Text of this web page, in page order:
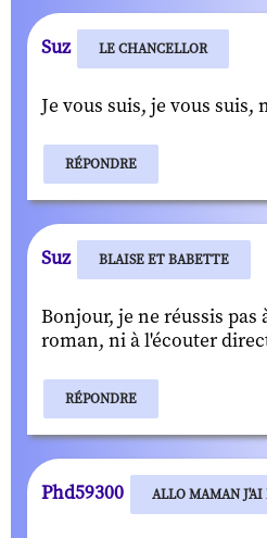
Suz LE CHANCELLOR
Je vous suis, je vous suis,
RÉPONDRE
Suz BLAISE ET BABETTE
Bonjour, je ne réussis pas
roman, ni à l'écouter
RÉPONDRE
Phd59300 ALLO MAMAN J'AI